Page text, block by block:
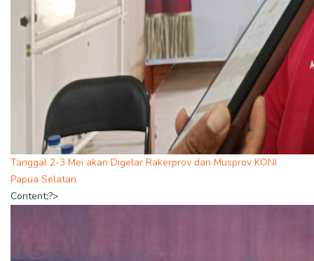
Tanggal 2-3 Mei akan Digelar Rakerprov dan Musprov KONI
Papua Selatan
Content;?>